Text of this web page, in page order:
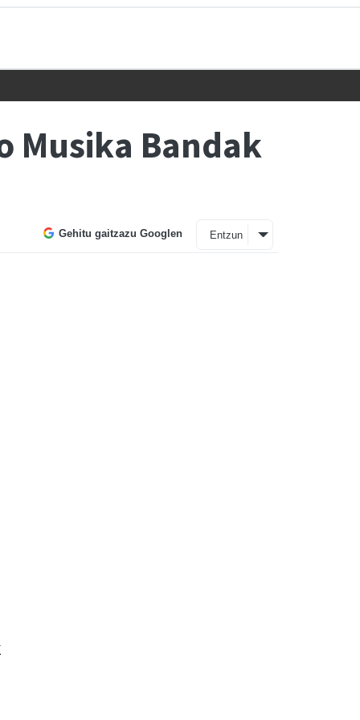
Musika Bandak
Gehitu gaitzazu Googlen Entzun